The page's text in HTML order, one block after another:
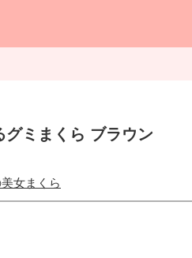
グミまくら ブラウン
女まくら